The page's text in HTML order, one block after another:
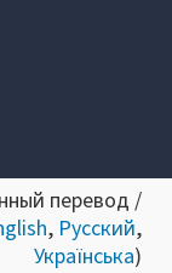
перевод /
, Русский,
Українська)